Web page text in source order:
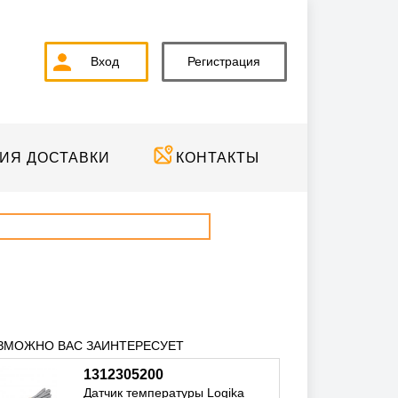
Вход Регистрация
ДОСТАВКИ КОНТАКТЫ
ВАС ЗАИНТЕРЕСУЕТ
1312305200
Датчик температуры Logika